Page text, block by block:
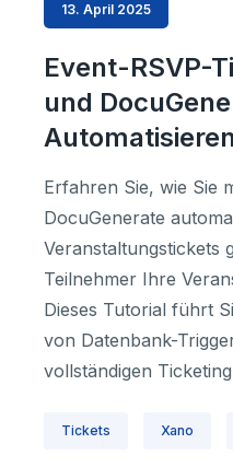
13. April 2025
Event-RSVP-
und
Automatisieren
Erfahren Sie, wie Sie
DocuGenerate
Veranstaltungstickets
Teilnehmer Ihre
Dieses Tutorial führt
von Datenbank-
vollständigen
Tickets Xano